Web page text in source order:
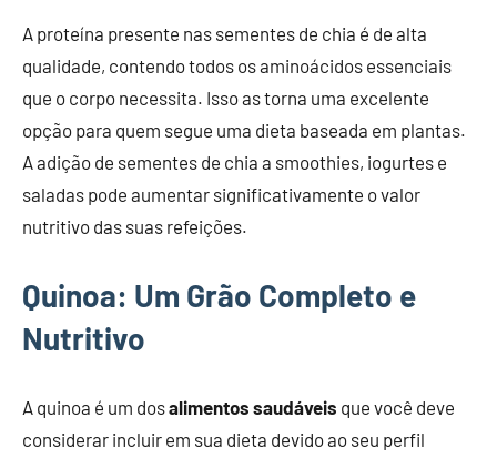
A proteína presente nas sementes de chia é de alta
qualidade, contendo todos os aminoácidos essenciais
que o corpo necessita. Isso as torna uma excelente
opção para quem segue uma dieta baseada em plantas.
A adição de sementes de chia a smoothies, iogurtes e
saladas pode aumentar significativamente o valor
nutritivo das suas refeições.
Quinoa: Um Grão Completo e
Nutritivo
A quinoa é um dosalimentos saudáveis que você deve
considerar incluir em sua dieta devido ao seu perfil